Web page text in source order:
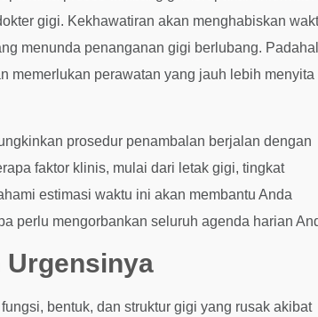
gigi. Kekhawatiran akan menghabiskan
menunda penanganan gigi berlubang.
memerlukan perawatan yang jauh lebih menyita
prosedur penambalan berjalan dengan
faktor klinis, mulai dari letak gigi, tingkat
estimasi waktu ini akan membantu Anda
perlu mengorbankan seluruh agenda harian
Urgensinya
bentuk, dan struktur gigi yang rusak akibat